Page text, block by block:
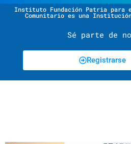
Instituto Fundación Patria
Comunitario es una
Sé parte de
Registrarse